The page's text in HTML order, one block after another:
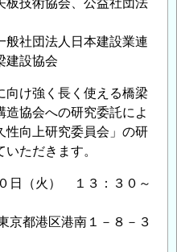
板技術協会、公益社団法
般社団法人日本建設業連
建設協会
向け強く長く使える橋梁
協会への研究委託によ
性向上研究委員会」の研
ただきます。
日（火） １３：３０～
都港区港南１－８－３